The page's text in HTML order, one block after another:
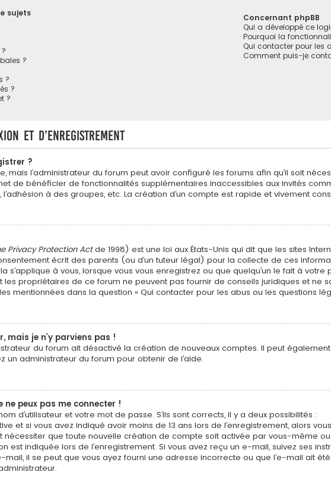
sujets
?
?
?
?
Concernant phpBB
Qui a développé ce
Pourquoi la
Qui contacter pour les
Comment puis-je
et d’enregistrement
?
mais l’administrateur du forum peut avoir configuré les forums afin qu’il soit
de bénéficier de fonctionnalités supplémentaires inaccessibles aux invités
à des groupes, etc. La création d’un compte est rapide et vivement
Privacy Protection Actde 1998) est une loi aux États-Unis qui dit que les sites
écrit des parents (ou d’un tuteur légal) pour la collecte de ces
s’applique à vous, lorsque vous vous enregistrez ou que quelqu’un le fait à
les propriétaires de ce forum ne peuvent pas fournir de conseils juridiques et
mentionnées dans la question « Qui contacter pour les abus ou les questions
mais je n’y parviens pas !
du forum ait désactivé la création de nouveaux comptes. Il peut
un administrateur du forum pour obtenir de l’aide.
peux pas me connecter !
d’utilisateur et votre mot de passe. S’ils sont corrects, il y a deux possibilités :
et si vous avez indiqué avoir moins de 13 ans lors de l’enregistrement, alors
que toute nouvelle création de compte soit activée par vous-même
est indiquée lors de l’enregistrement. Si vous avez reçu un e-mail, suivez ses
mail, il se peut que vous ayez fourni une adresse incorrecte ou que l’e-mail ait